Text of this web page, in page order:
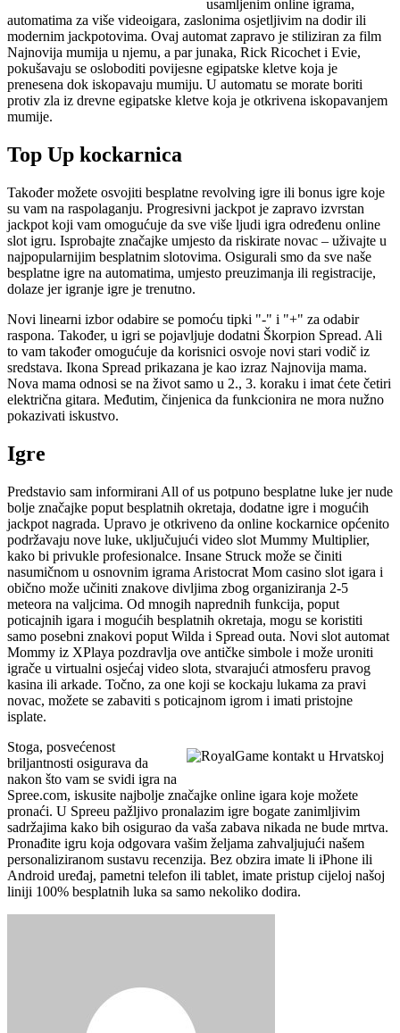
usamljenim online igrama,
automatima za više videoigara, zaslonima osjetljivim na dodir ili
modernim jackpotovima. Ovaj automat zapravo je stiliziran za film
Najnovija mumija u njemu, a par junaka, Rick Ricochet i Evie,
pokušavaju se osloboditi povijesne egipatske kletve koja je
prenesena dok iskopavaju mumiju. U automatu se morate boriti
protiv zla iz drevne egipatske kletve koja je otkrivena iskopavanjem
mumije.
Top Up kockarnica
Također možete osvojiti besplatne revolving igre ili bonus igre koje
su vam na raspolaganju. Progresivni jackpot je zapravo izvrstan
jackpot koji vam omogućuje da sve više ljudi igra određenu online
slot igru. Isprobajte značajke umjesto da riskirate novac – uživajte u
najpopularnijim besplatnim slotovima. Osigurali smo da sve naše
besplatne igre na automatima, umjesto preuzimanja ili registracije,
dolaze jer igranje igre je trenutno.
Novi linearni izbor odabire se pomoću tipki "-" i "+" za odabir
raspona. Također, u igri se pojavljuje dodatni Škorpion Spread. Ali
to vam također omogućuje da korisnici osvoje novi stari vodič iz
sredstava. Ikona Spread prikazana je kao izraz Najnovija mama.
Nova mama odnosi se na život samo u 2., 3. koraku i imat ćete četiri
električna gitara. Međutim, činjenica da funkcionira ne mora nužno
pokazivati ​​​​iskustvo.
Igre
Predstavio sam informirani All of us potpuno besplatne luke jer nude
bolje značajke poput besplatnih okretaja, dodatne igre i mogućih
jackpot nagrada. Upravo je otkriveno da online kockarnice općenito
podržavaju nove luke, uključujući video slot Mummy Multiplier,
kako bi privukle profesionalce. Insane Struck može se činiti
nasumičnom u osnovnim igrama Aristocrat Mom casino slot igara i
obično može učiniti znakove divljima zbog organiziranja 2-5
meteora na valjcima. Od mnogih naprednih funkcija, poput
poticajnih igara i mogućih besplatnih okretaja, mogu se koristiti
samo posebni znakovi poput Wilda i Spread outa. Novi slot automat
Mommy iz XPlaya pozdravlja ove antičke simbole i može uroniti
igrače u virtualni osjećaj video slota, stvarajući atmosferu pravog
kasina ili arkade. Točno, za one koji se kockaju lukama za pravi
novac, možete se zabaviti s poticajnom igrom i imati pristojne
isplate.
Stoga, posvećenost
briljantnosti osigurava da
nakon što vam se svidi igra na
Spree.com, iskusite najbolje značajke online igara koje možete
pronaći. U Spreeu pažljivo pronalazim igre bogate zanimljivim
sadržajima kako bih osigurao da vaša zabava nikada ne bude mrtva.
Pronađite igru ​​koja odgovara vašim željama zahvaljujući našem
personaliziranom sustavu recenzija. Bez obzira imate li iPhone ili
Android uređaj, pametni telefon ili tablet, imate pristup cijeloj našoj
liniji 100% besplatnih luka sa samo nekoliko dodira.